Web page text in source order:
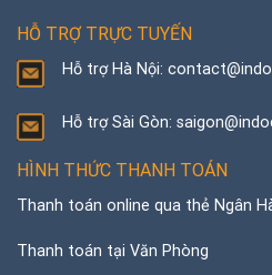
HỖ TRỢ TRỰC TUYẾN
Hỗ trợ Hà Nội:
Hỗ trợ Sài Gòn:
HÌNH THỨC THANH TOÁN
Thanh toán online qua thẻ Ngân
Thanh toán tại Văn Phòng